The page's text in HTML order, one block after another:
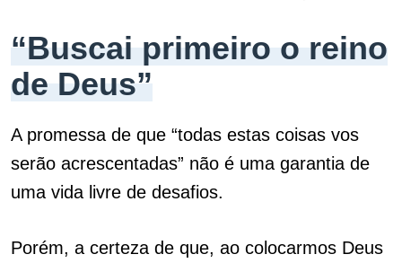
“Buscai primeiro o reino
de Deus”
A promessa de que “todas estas coisas vos
serão acrescentadas” não é uma garantia de
uma vida livre de desafios.
Porém, a certeza de que, ao colocarmos Deus